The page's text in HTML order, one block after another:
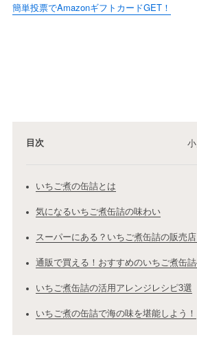
簡単投票でAmazonギフトカードGET！
目次
いちご煮の缶詰とは
気になるいちご煮缶詰の味わい
スーパーにある？いちご煮缶詰の販売
通販で買える！おすすめのいちご煮缶
いちご煮缶詰の活用アレンジレシピ3選
いちご煮の缶詰で海の味を堪能しよう！